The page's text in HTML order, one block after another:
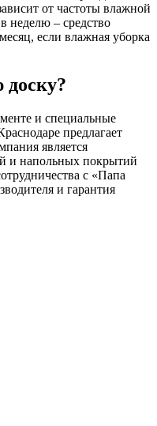
от частоты влажной
неделю – средство
если влажная уборка
доску?
и специальные
предлагает
является
и напольных покрытий
с «Папа
и гарантия